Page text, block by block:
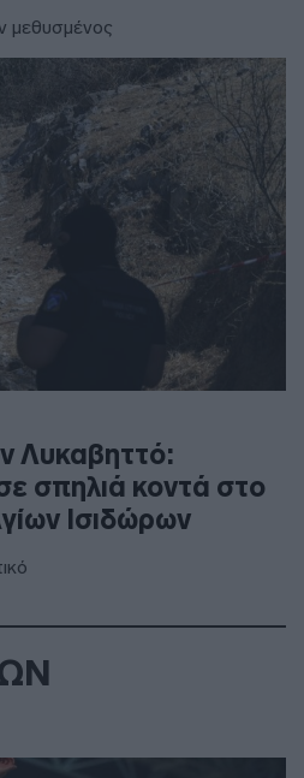
μεθυσμένος
Λυκαβηττό:
σπηλιά κοντά στο
Ισιδώρων